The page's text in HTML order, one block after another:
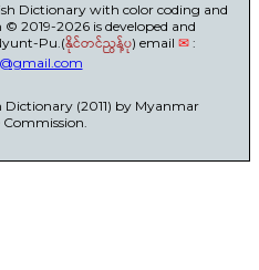
Dictionary with color coding and
© 2019-2026 is developed and
Pu.(နိုင်တင်ညွန့်ပု) email ✉:
(2011) by Myanmar